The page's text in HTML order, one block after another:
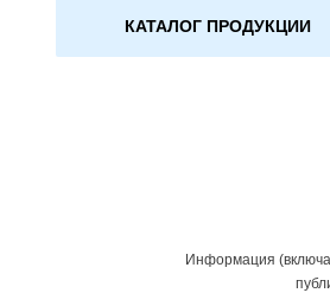
КАТАЛОГ ПРОДУКЦИИ
Информация